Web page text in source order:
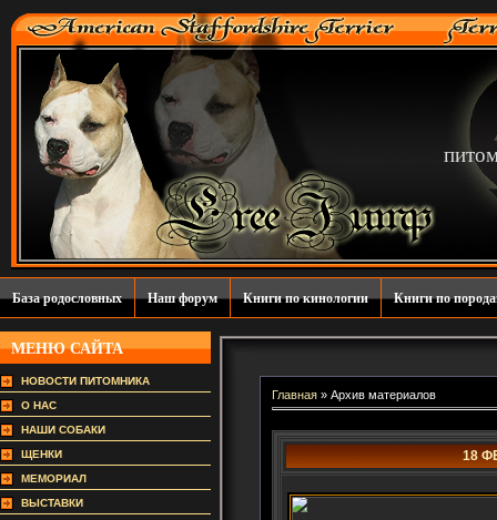
База родословных Наш форум Книги по кинологии Книги по
МЕНЮ САЙТА
НОВОСТИ ПИТОМНИКА
О НАС
НАШИ СОБАКИ
ЩЕНКИ
МЕМОРИАЛ
ВЫСТАВКИ
Главная » Архив материалов
18